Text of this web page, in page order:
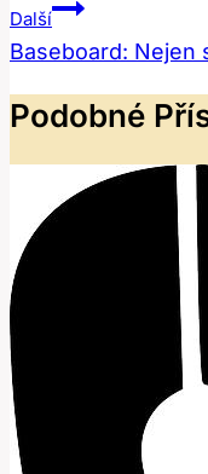
Příspěvek
Další
Baseboard: Nejen
Podobné